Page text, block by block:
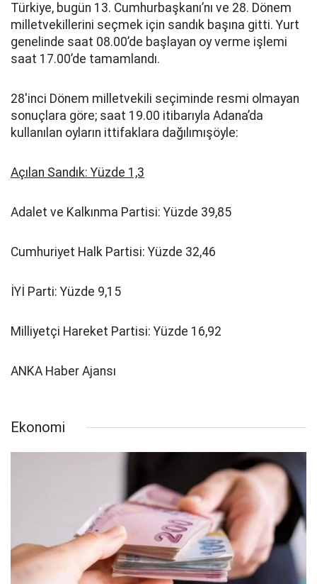
Türkiye, bugün 13. Cumhurbaşkanı’nı ve 28. Dönem
milletvekillerini seçmek için sandık başına gitti. Yurt
genelinde saat 08.00’de başlayan oy verme işlemi
saat 17.00’de tamamlandı.
28'inci Dönem milletvekili seçiminde resmi olmayan
sonuçlara göre; saat 19.00 itibarıyla Adana’da
kullanılan oyların ittifaklara dağılımışöyle:
Açılan Sandık: Yüzde 1,3
Adalet ve Kalkınma Partisi: Yüzde 39,85
Cumhuriyet Halk Partisi: Yüzde 32,46
İYİ Parti: Yüzde 9,15
Milliyetçi Hareket Partisi: Yüzde 16,92
ANKA Haber Ajansı
Ekonomi